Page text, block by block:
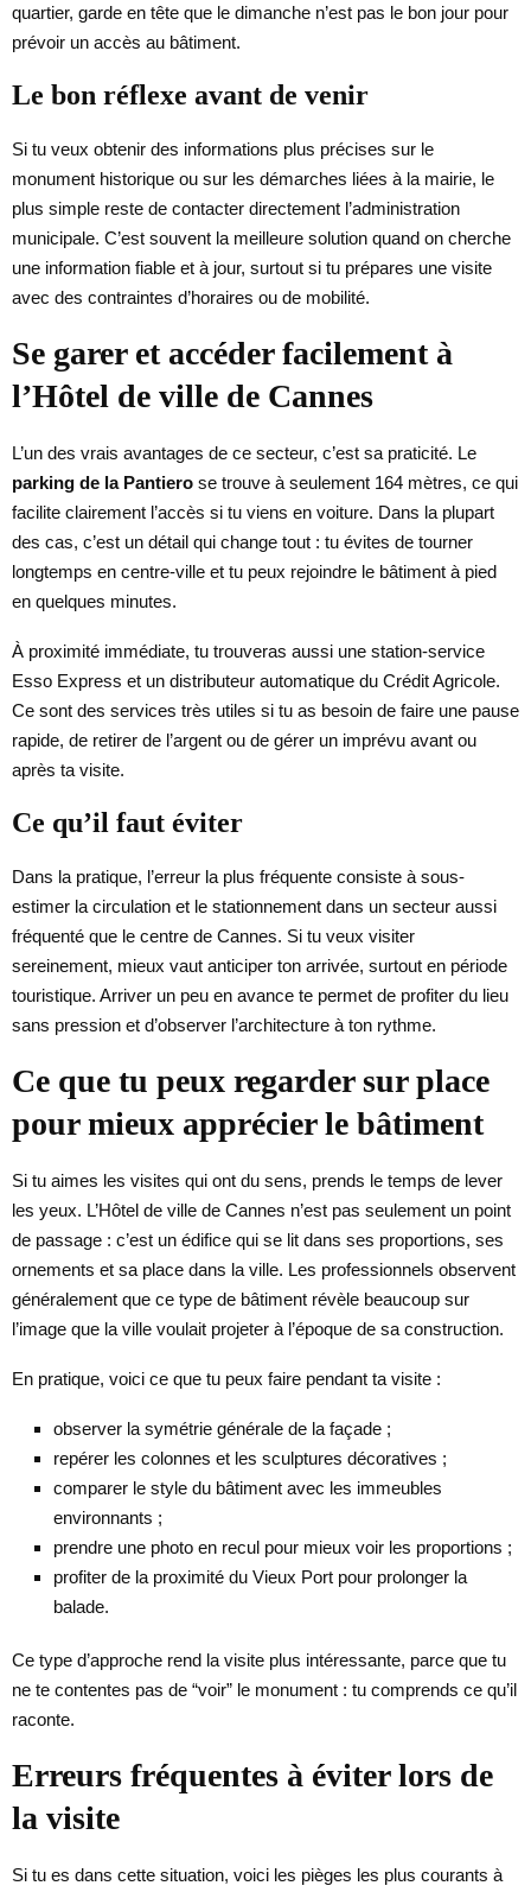
quartier, garde en tête que le dimanche n’est pas le bon jour pour
prévoir un accès au bâtiment.
Le bon réflexe avant de venir
Si tu veux obtenir des informations plus précises sur le
monument historique ou sur les démarches liées à la mairie, le
plus simple reste de contacter directement l’administration
municipale. C’est souvent la meilleure solution quand on cherche
une information fiable et à jour, surtout si tu prépares une visite
avec des contraintes d’horaires ou de mobilité.
Se garer et accéder facilement à
l’Hôtel de ville de Cannes
L’un des vrais avantages de ce secteur, c’est sa praticité. Le
parking de la Pantiero se trouve à seulement 164 mètres, ce qui
facilite clairement l’accès si tu viens en voiture. Dans la plupart
des cas, c’est un détail qui change tout : tu évites de tourner
longtemps en centre-ville et tu peux rejoindre le bâtiment à pied
en quelques minutes.
À proximité immédiate, tu trouveras aussi une station-service
Esso Express et un distributeur automatique du Crédit Agricole.
Ce sont des services très utiles si tu as besoin de faire une pause
rapide, de retirer de l’argent ou de gérer un imprévu avant ou
après ta visite.
Ce qu’il faut éviter
Dans la pratique, l’erreur la plus fréquente consiste à sous-
estimer la circulation et le stationnement dans un secteur aussi
fréquenté que le centre de Cannes. Si tu veux visiter
sereinement, mieux vaut anticiper ton arrivée, surtout en période
touristique. Arriver un peu en avance te permet de profiter du lieu
sans pression et d’observer l’architecture à ton rythme.
Ce que tu peux regarder sur place
pour mieux apprécier le bâtiment
Si tu aimes les visites qui ont du sens, prends le temps de lever
les yeux. L’Hôtel de ville de Cannes n’est pas seulement un point
de passage : c’est un édifice qui se lit dans ses proportions, ses
ornements et sa place dans la ville. Les professionnels observent
généralement que ce type de bâtiment révèle beaucoup sur
l’image que la ville voulait projeter à l’époque de sa construction.
En pratique, voici ce que tu peux faire pendant ta visite :
observer la symétrie générale de la façade ;
repérer les colonnes et les sculptures décoratives ;
comparer le style du bâtiment avec les immeubles
environnants ;
prendre une photo en recul pour mieux voir les proportions ;
profiter de la proximité du Vieux Port pour prolonger la
balade.
Ce type d’approche rend la visite plus intéressante, parce que tu
ne te contentes pas de “voir” le monument : tu comprends ce qu’il
raconte.
Erreurs fréquentes à éviter lors de
la visite
Si tu es dans cette situation, voici les pièges les plus courants à